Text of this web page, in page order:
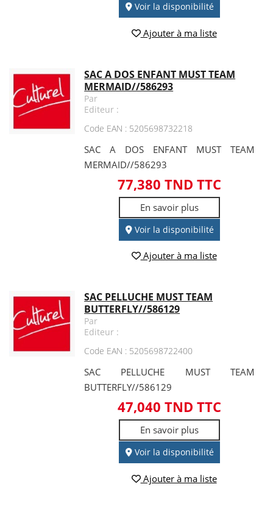
Voir la disponibilité
Ajouter à ma liste
SAC A DOS ENFANT MUST TEAM
MERMAID//586293
Par
Editeur :
Code EAN : 5205698732218
SAC A DOS ENFANT MUST TEAM
MERMAID//586293
77,380 TND TTC
En savoir plus
Voir la disponibilité
Ajouter à ma liste
SAC PELLUCHE MUST TEAM
BUTTERFLY//586129
Par
Editeur :
Code EAN : 5205698722400
SAC PELLUCHE MUST TEAM
BUTTERFLY//586129
47,040 TND TTC
En savoir plus
Voir la disponibilité
Ajouter à ma liste